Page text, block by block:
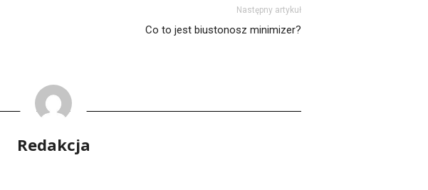
Następny artykuł
Co to jest biustonosz minimizer?
Redakcja